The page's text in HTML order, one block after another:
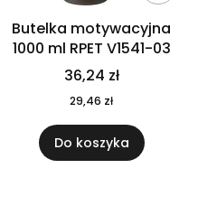
Butelka motywacyjna
1000 ml RPET V1541-03
36,24 zł
29,46 zł
Do koszyka